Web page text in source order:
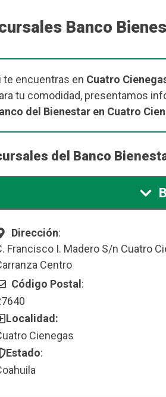
Banco
te encuentras en Cuatro
tu comodidad, presentamos
del Bienestar en Cuatro
del Banco
Dirección:
Francisco I. Madero S/n Cuatro
Centro
Código Postal :
Localidad:
Cienegas
Estado: